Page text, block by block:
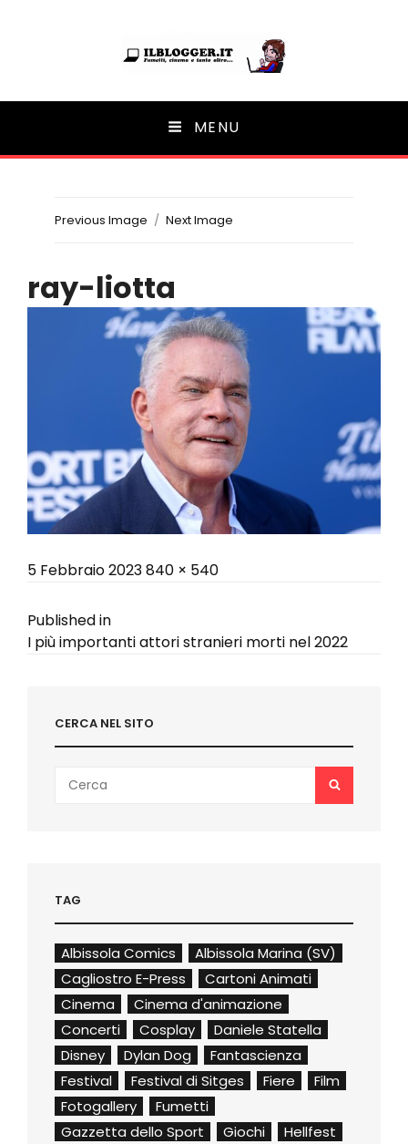
Ilblogger.it
Il portalino di blog | MENU
Previous Image Next Image
ray-liotta
Posted
5 Febbraio 2023Full
840 × 540
Navigazione
articoli
Published in
I più importanti attori stranieri morti nel 2022
CERCA NEL SITO
for:
SEARCH
TAG
Albissola Comics
Albissola Marina (SV)
Cagliostro E-Press
Cartoni Animati
Cinema
Cinema d'animazione
Concerti
Cosplay
Daniele Statella
Disney
Dylan Dog
Fantascienza
Festival
Festival di Sitges Fiere
Film
Fotogallery
Fumetti
Gazzetta dello Sport
Giochi
Hellfest